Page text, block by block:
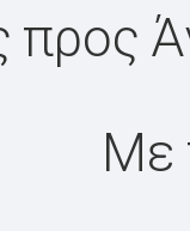
προς
Με